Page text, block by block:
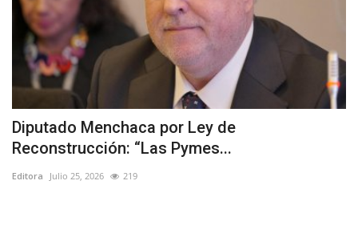
Diputado Menchaca por Ley de
Reconstrucción: “Las Pymes...
Editora Julio 25, 2026 219